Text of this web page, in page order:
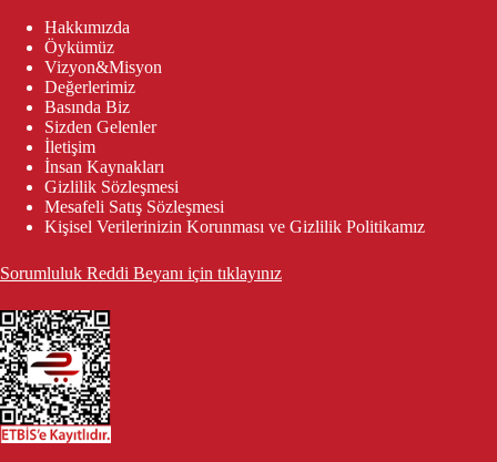
Hakkımızda
Öykümüz
Vizyon&Misyon
Değerlerimiz
Basında Biz
Sizden Gelenler
İletişim
İnsan Kaynakları
Gizlilik Sözleşmesi
Mesafeli Satış Sözleşmesi
Kişisel Verilerinizin Korunması ve Gizlilik Politikamız
Sorumluluk Reddi Beyanı için tıklayınız